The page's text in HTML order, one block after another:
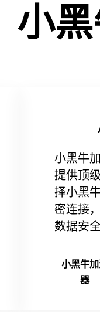
小
小黑牛
提供顶
择小黑
密连接
数据安
小黑牛
器